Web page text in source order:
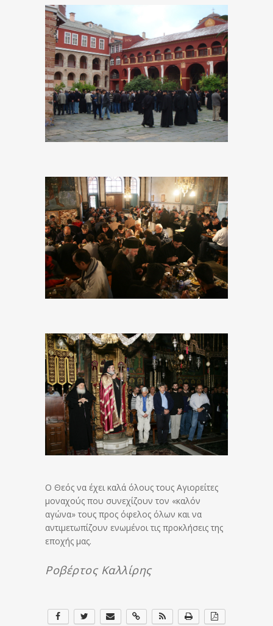
Ο Θεός να έχει καλά όλους τους Αγιορείτες
μοναχούς που συνεχίζουν τον «καλόν
αγώνα» τους προς όφελος όλων και να
αντιμετωπίζουν ενωμένοι τις προκλήσεις της
εποχής μας.
Ροβέρτος Καλλίρης